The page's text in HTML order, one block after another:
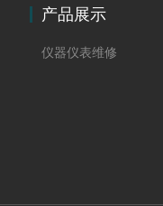
产品展示
仪器仪表维修